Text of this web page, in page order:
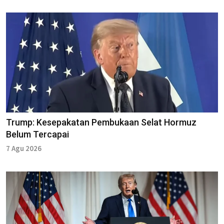
Trump: Kesepakatan Pembukaan Selat Hormuz
Belum Tercapai
7 Agu 2026